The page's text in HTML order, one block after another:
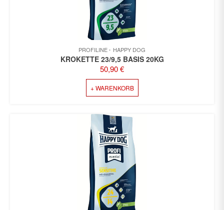
PROFILINE HAPPY DOG
KROKETTE 23/9,5 BASIS 20KG
50,90€
+ WARENKORB